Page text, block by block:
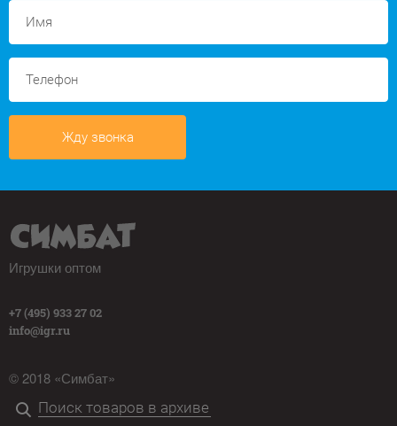
Жду звонка
Игрушки оптом
+7 (495) 933 27 02
info@igr.ru
© 2018 «Симбат»